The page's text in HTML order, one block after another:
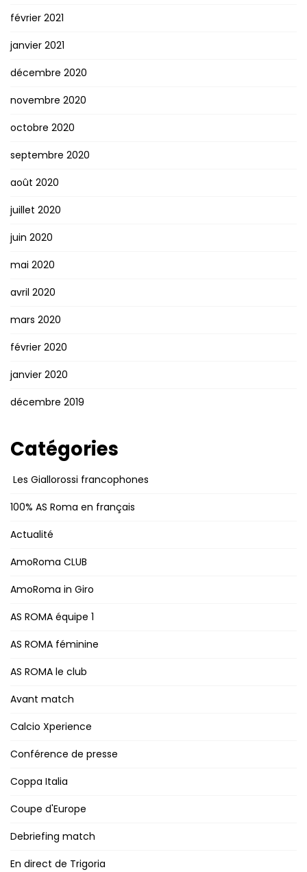
février 2021
janvier 2021
décembre 2020
novembre 2020
octobre 2020
septembre 2020
août 2020
juillet 2020
juin 2020
mai 2020
avril 2020
mars 2020
février 2020
janvier 2020
décembre 2019
Catégories
Les Giallorossi francophones
100% AS Roma en français
Actualité
AmoRoma CLUB
AmoRoma in Giro
AS ROMA équipe 1
AS ROMA féminine
AS ROMA le club
Avant match
Calcio Xperience
Conférence de presse
Coppa Italia
Coupe d'Europe
Debriefing match
En direct de Trigoria